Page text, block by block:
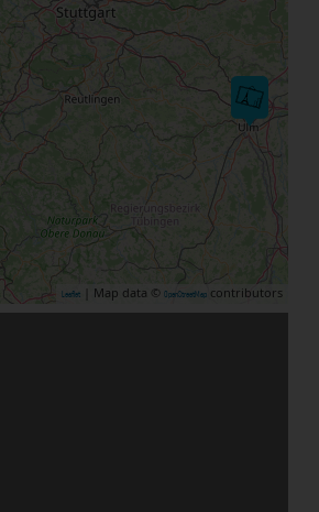
Leaflet | Map data © OpenStreetMap contributors